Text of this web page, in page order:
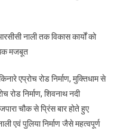
नाली तक विकास कार्यों को
मजबूत
एप्रोच रोड निर्माण, मुक्तिधाम से
रोड निर्माण, शिवनाथ नदी
चौक से प्रिंस बार होते हुए
एवं पुलिया निर्माण जैसे महत्वपूर्ण